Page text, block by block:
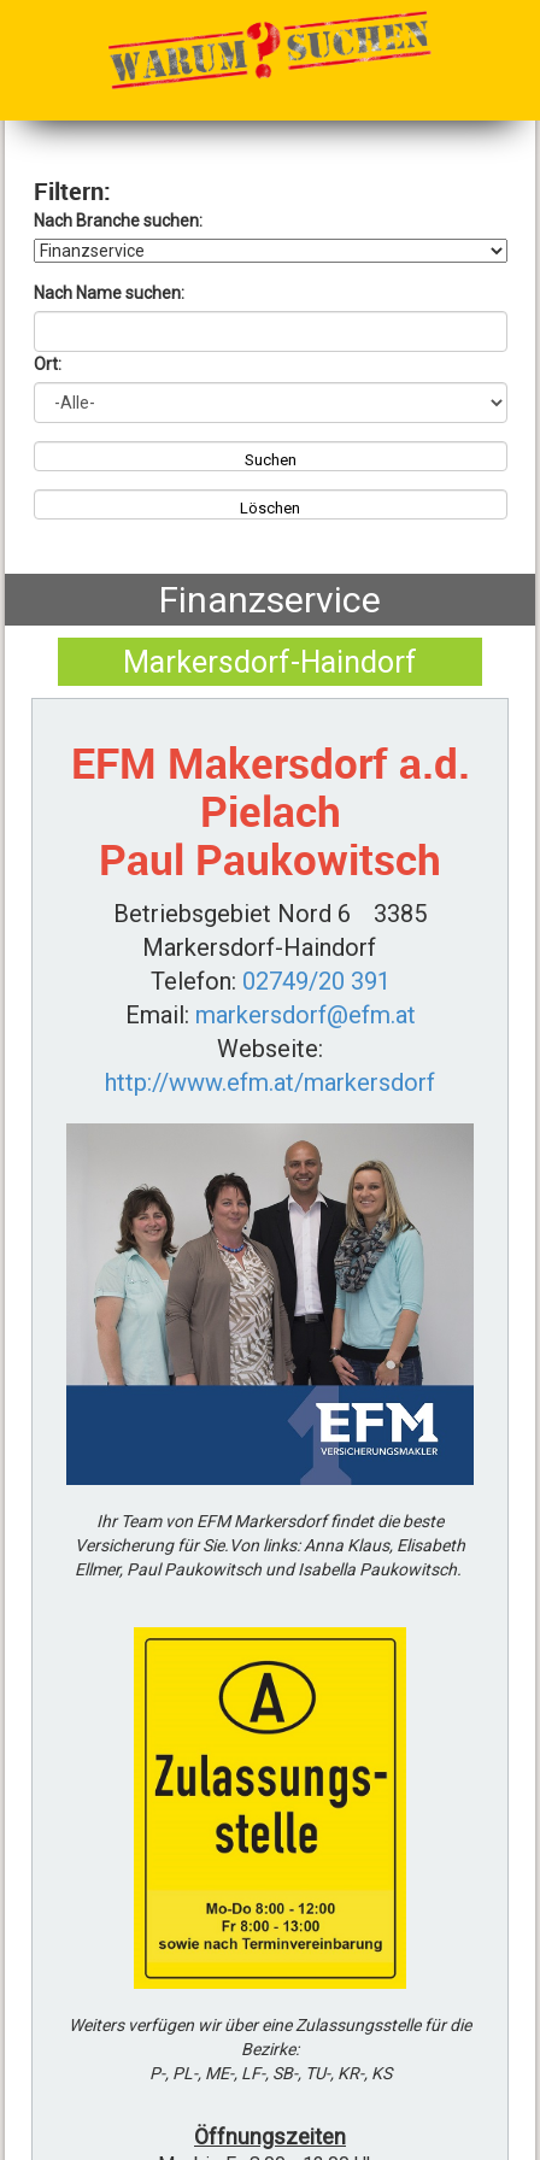
Filtern:
Nach Branche suchen:
Nach Name suchen:
Ort:
Suchen
Löschen
Finanzservice
Markersdorf-Haindorf
EFM Makersdorf a.d.
Pielach
Paul Paukowitsch
Betriebsgebiet Nord 6
3385
Markersdorf-Haindorf
Telefon: 02749/20 391
Email: markersdorf@efm.at
Webseite:
http://www.efm.at/markersdorf
Ihr Team von EFM Markersdorf findet die beste
Versicherung für Sie.Von links: Anna Klaus, Elisabeth
Ellmer, Paul Paukowitsch und Isabella Paukowitsch.
Weiters verfügen wir über eine Zulassungsstelle für die
Bezirke:
P-, PL-, ME-, LF-, SB-, TU-, KR-, KS
Öffnungszeiten